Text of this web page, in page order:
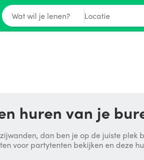
Wat wil je lenen? Locatie
huren van je
dan ben je op de juiste
voor partytenten bekijken en deze